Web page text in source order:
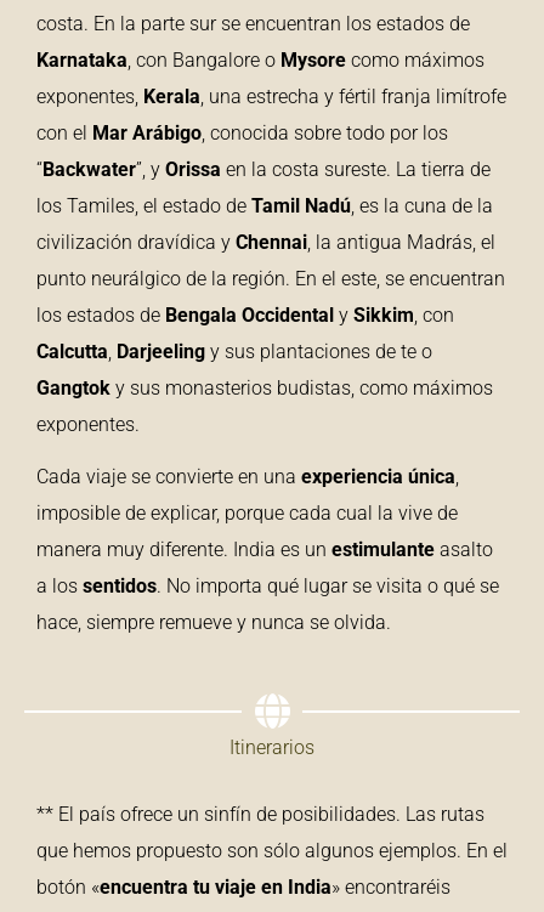
costa. En la parte sur se encuentran los estados de
Karnataka , con Bangalore o Mysore como máximos
exponentes, Kerala , una estrecha y fértil franja limítrofe
con el Mar Arábigo , conocida sobre todo por los
“Backwater”, y Orissa en la costa sureste. La tierra de
los Tamiles, el estado de Tamil Nadú , es la cuna de la
civilización dravídica y Chennai , la antigua Madrás, el
punto neurálgico de la región. En el este, se encuentran
los estados de Bengala Occidental y Sikkim , con
Calcutta Darjeeling y sus plantaciones de te o
Gangtok y sus monasterios budistas, como máximos
exponentes.
Cada viaje se convierte en una experiencia única,
imposible de explicar, porque cada cual la vive de
manera muy diferente. India es un estimulante asalto
a los sentidos. No importa qué lugar se visita o qué se
hace, siempre remueve y nunca se olvida.
Itinerarios
** El país ofrece un sinfín de posibilidades. Las rutas
que hemos propuesto son sólo algunos ejemplos. En el
botón «encuentra tu viaje en India» encontraréis